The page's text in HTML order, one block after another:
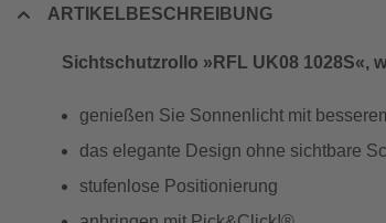
ARTIKELBESCHREIBUNG
Sichtschutzrollo »RFL UK08 1028S«,
genießen Sie Sonnenlicht mit
das elegante Design ohne sichtbare
stufenlose Positionierung